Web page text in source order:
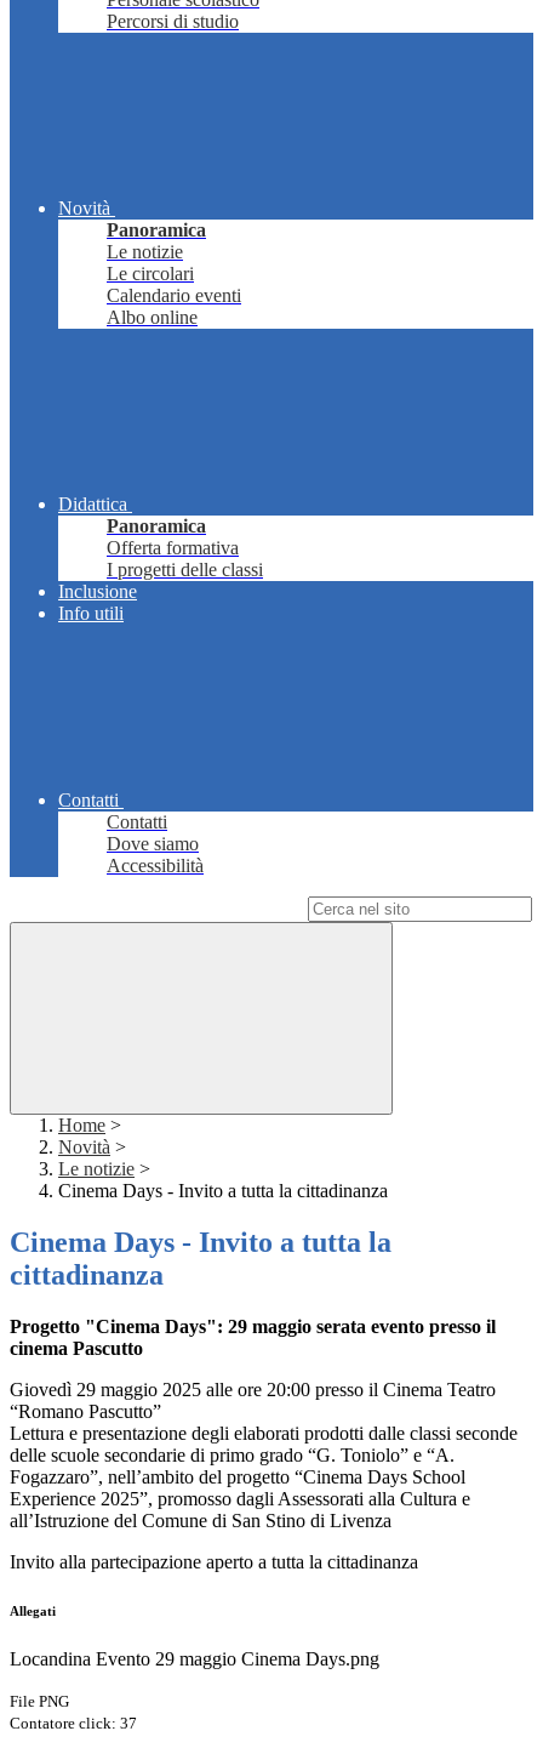
Percorsi di studio
Novità
Panoramica
Le notizie
Le circolari
Calendario eventi
Albo online
Didattica
Panoramica
Offerta formativa
I progetti delle classi
Inclusione
Info utili
Contatti
Contatti
Dove siamo
Accessibilità
Home >
Novità >
Le notizie >
Cinema Days - Invito a tutta la cittadinanza
Cinema Days - Invito a tutta la
cittadinanza
Progetto "Cinema Days": 29 maggio serata evento presso il
cinema Pascutto
Giovedì 29 maggio 2025 alle ore 20:00 presso il Cinema Teatro
“Romano Pascutto”
Lettura e presentazione degli elaborati prodotti dalle classi seconde
delle scuole secondarie di primo grado “G. Toniolo” e “A.
Fogazzaro”, nell’ambito del progetto “Cinema Days School
Experience 2025”, promosso dagli Assessorati alla Cultura e
all’Istruzione del Comune di San Stino di Livenza
Invito alla partecipazione aperto a tutta la cittadinanza
Allegati
Locandina Evento 29 maggio Cinema Days.png
File PNG
Contatore click: 37